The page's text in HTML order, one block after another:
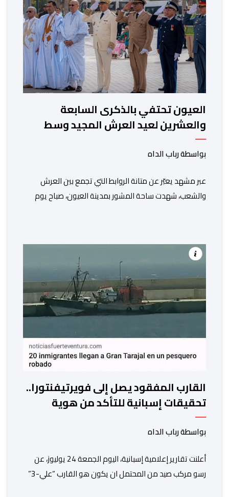
العيون تحتفي بالذكرى السابعة
والعشرين لعيد العرش المجيد وسط
أجواء وطنية مهيبة
بواسطة رباب الداه
عبر مشهد يعبّر عن متانة الروابط التي تجمع بين العرش
والشعب، شهدت ساحة المشور بمدينة العيون، صباح يوم
محمد السادس نصره الله وأيده عرش أسلافه الميامين،
وذلك في أجواء وطنية مهيبة، جسدت مشاعر الوفاء
والإخلاص للعرش العلوي المجيد، والتمسك […]
القارب المفقود يصل إلى فويرتيفنتورا..
تحقيقات إسبانية للتأكد من هوية
المركب المختفي من العيون
بواسطة رباب الداه
أعلنت تقارير إعلامية إسبانية، اليوم الجمعة 24 يوليوز، عن
رسو مركب صيد من المحتمل ان يكون هو القارب “علي-3”